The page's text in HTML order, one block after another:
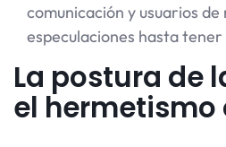
comunicación y usuarios
especulaciones hasta
La postura de
el